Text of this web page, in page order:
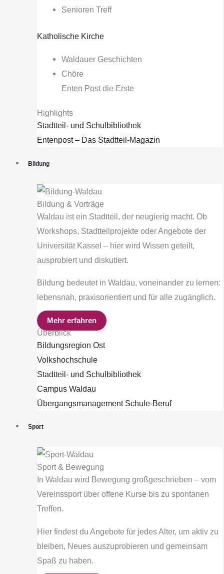
Senioren Treff
Katholische Kirche
Waldauer Geschichten
Chöre
Enten Post die Erste
Highlights
Stadtteil- und Schulbibliothek
Entenpost – Das Stadtteil-Magazin
Bildung
Bildung & Vorträge
Waldau ist ein Stadtteil, der neugierig macht. Ob
Workshops, Stadtteilprojekte oder Angebote der
Universität Kassel – hier wird Wissen geteilt,
ausprobiert und diskutiert.
Bildung bedeutet in Waldau, voneinander zu lernen:
lebensnah, praxisorientiert und für alle zugänglich.
Mehr erfahren
Überblick
Bildungsregion Ost
Volkshochschule
Stadtteil- und Schulbibliothek
Campus Waldau
Übergangsmanagement Schule‐Beruf
Sport
Sport & Bewegung
In Waldau wird Bewegung großgeschrieben – vom
Vereinssport über offene Kurse bis zu spontanen
Treffen.
Hier findest du Angebote für jedes Alter, um aktiv zu
bleiben, Neues auszuprobieren und gemeinsam
Spaß zu haben.